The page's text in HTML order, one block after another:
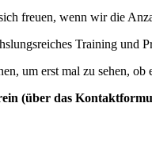
freuen, wenn wir die
Training und
um erst mal zu sehen, ob
(über das